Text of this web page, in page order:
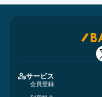
サービス
会員登録